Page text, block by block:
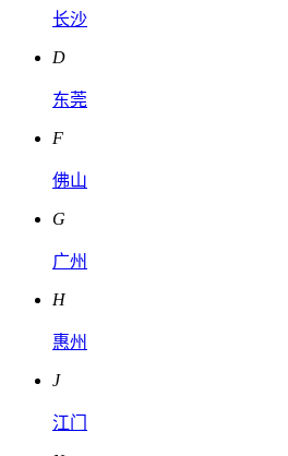
长沙
D
东莞
F
佛山
G
广州
H
惠州
J
江门